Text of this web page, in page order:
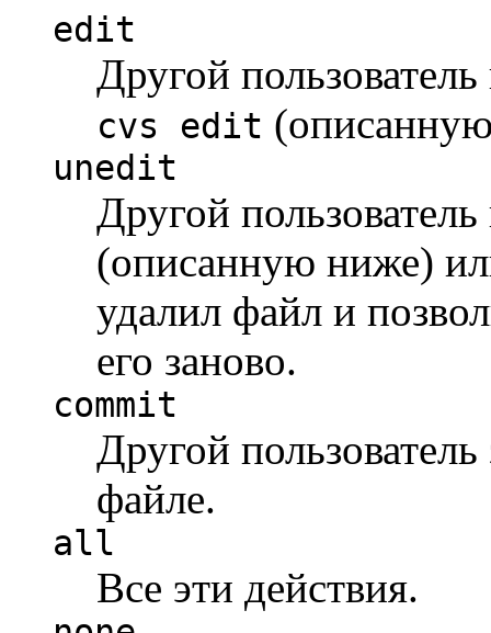
edit
Другой
cvs edit
unedit
Другой
(описанную ниже)
удалил файл и
его заново.
commit
Другой
файле.
all
Все эти действия.